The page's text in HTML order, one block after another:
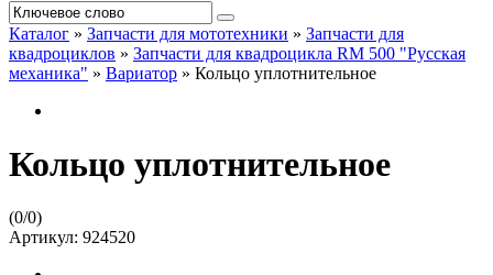
Каталог » Запчасти для мототехники » Запчасти для
квадроциклов » Запчасти для квадроцикла RM 500 "Русская
механика" » Вариатор » Кольцо уплотнительное
Кольцо уплотнительное
(0/0)
Артикул: 924520